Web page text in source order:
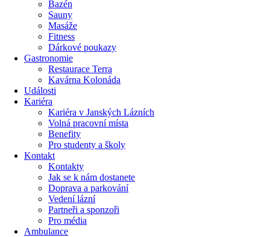
Bazén
Sauny
Masáže
Fitness
Dárkové poukazy​
Gastronomie
Restaurace Terra
Kavárna Kolonáda
Události
Kariéra
Kariéra v Janských Lázních
Volná pracovní místa
Benefity
Pro studenty a školy
Kontakt
Kontakty
Jak se k nám dostanete
Doprava a parkování
Vedení lázní
Partneři a sponzoři
Pro média
Ambulance